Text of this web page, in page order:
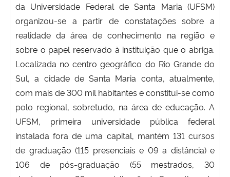
Ministério da Cidadania
Ministério da Saúde
Ministério de Minas e Energia
Ministério da Ciência, Tecnologia, Inovações e Comunicações
Ministério do Meio Ambiente
Ministério do Desenvolvimento Regional
da Universidade Federal de Santa Maria (UFSM)
organizou-se a partir de constatações sobre a
realidade da área de conhecimento na região e
sobre o papel reservado à instituição que o abriga.
Localizada no centro geográfico do Rio Grande do
Sul, a cidade de Santa Maria conta, atualmente,
com mais de 300 mil habitantes e constitui-se como
polo regional, sobretudo, na área de educação. A
UFSM, primeira universidade pública federal
instalada fora de uma capital, mantém 131 cursos
de graduação (115 presenciais e 09 a distância) e
106 de pós-graduação (55 mestrados, 30